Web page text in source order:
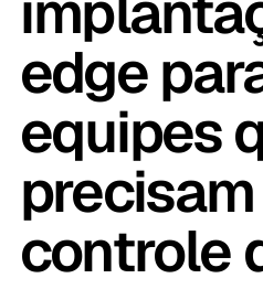
edge
equipes
controle